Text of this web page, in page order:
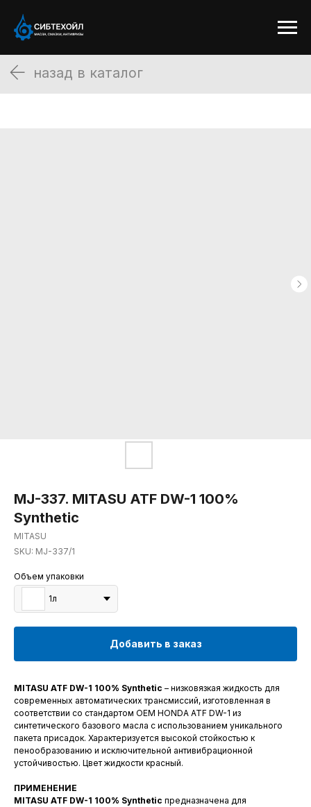
назад в каталог
MJ-337. MITASU ATF DW-1 100%
Synthetic
MITASU
SKU: MJ-337/1
Объем упаковки
1л
Добавить в заказ
MITASU ATF DW-1 100% Synthetic – низковязкая жидкость для
современных автоматических трансмиссий, изготовленная в
соответствии со стандартом ОЕМ HONDA ATF DW-1 из
синтетического базового масла с использованием уникального
пакета присадок. Характеризуется высокой стойкостью к
пенообразованию и исключительной антивибрационной
устойчивостью. Цвет жидкости красный.
ПРИМЕНЕНИЕ
MITASU ATF DW-1 100% Synthetic предназначена для